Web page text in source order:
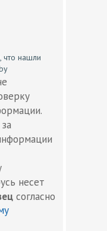
что нашли
несет
согласно